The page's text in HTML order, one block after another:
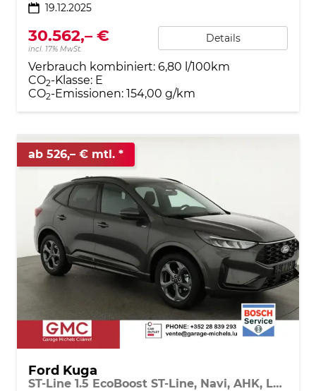
19.12.2025
30.562,– €
incl. 17% MwSt.
Details
Verbrauch kombiniert: 6,80 l/100km
CO2-Klasse: E
CO2-Emissionen: 154,00 g/km
ab 526,– € mtl.
Ford Kuga
ST-Line 1.5 EcoBoost ST-Line, Navi, AHK, LED, Kamera, Winter, FS beheizbar, 5 J.-Garantie